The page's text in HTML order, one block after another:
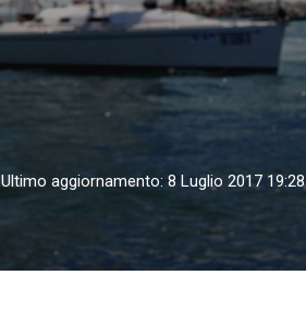
Ultimo aggiornamento: 8 Luglio 2017 19:28